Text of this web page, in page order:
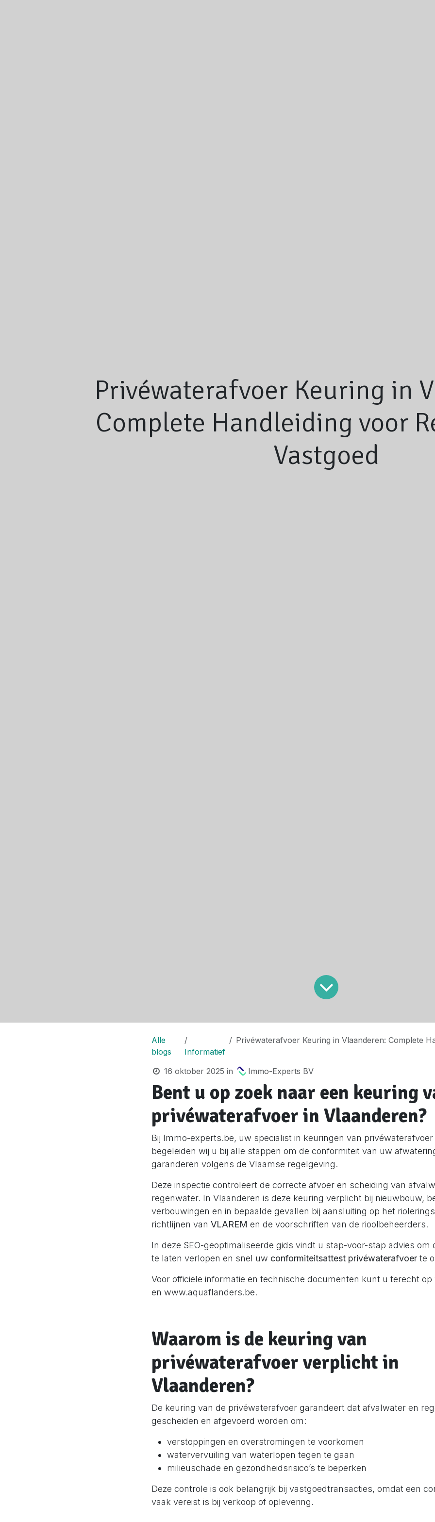
Privéwaterafvoer Keuring in
Complete Handleiding voor
Vastgoed
Alle
blogs
Informatief
Privéwaterafvoer Keuring in Vlaanderen: Complete Handleiding voor
16 oktober 2025 in Immo-Experts BV
Bent u op zoek naar een keuring
privéwaterafvoer in Vlaanderen?
Bij Immo-experts.be, uw specialist in keuringen van privéwaterafvoer
begeleiden wij u bij alle stappen om de conformiteit van uw
garanderen volgens de Vlaamse regelgeving.
Deze inspectie controleert de correcte afvoer en scheiding van
regenwater. In Vlaanderen is deze keuring verplicht bij nieuwbouw,
verbouwingen en in bepaalde gevallen bij aansluiting op het
richtlijnen van VLAREM en de voorschriften van de rioolbeheerders.
In deze SEO-geoptimaliseerde gids vindt u stap-voor-stap advies om
te laten verlopen en snel uw conformiteitsattest privéwaterafvoer te
Voor officiële informatie en technische documenten kunt u terecht op
en www.aquaflanders.be.
Waarom is de keuring van
privéwaterafvoer verplicht in
Vlaanderen?
De keuring van de privéwaterafvoer garandeert dat afvalwater en
gescheiden en afgevoerd worden om:
verstoppingen en overstromingen te voorkomen
watervervuiling van waterlopen tegen te gaan
milieuschade en gezondheidsrisico’s te beperken
Deze controle is ook belangrijk bij vastgoedtransacties, omdat een
vaak vereist is bij verkoop of oplevering.